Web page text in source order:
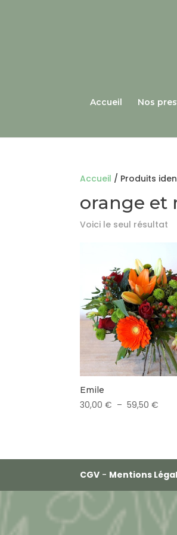
Accueil Nos
Accueil / Produits
orange et
Voici le seul résultat
Emile
30,00€ – 59,50€
à
CGV - Mentions